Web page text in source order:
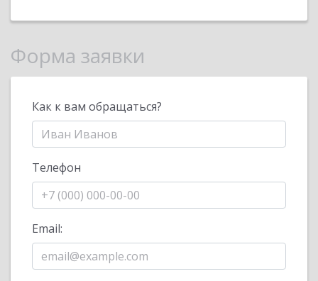
Форма заявки
Как к вам обращаться?
Телефон
Email: